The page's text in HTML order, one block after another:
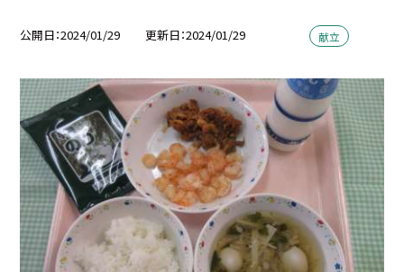
公開日 2024/01/29 更新日 2024/01/29 献立